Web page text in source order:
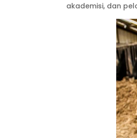
akademisi, dan